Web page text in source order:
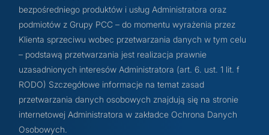
bezpośredniego produktów i usług Administratora oraz
podmiotów z Grupy PCC – do momentu wyrażenia przez
Klienta sprzeciwu wobec przetwarzania danych w tym celu
– podstawą przetwarzania jest realizacja prawnie
uzasadnionych interesów Administratora (art. 6. ust. 1 lit. f
RODO) Szczegółowe informacje na temat zasad
przetwarzania danych osobowych znajdują się na stronie
internetowej Administratora w zakładce Ochrona Danych
Osobowych.